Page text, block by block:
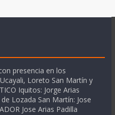
presencia en los
Loreto San Martín y
Iquitos: Jorge Arias
Lozada San Martín: Jose
Jose Arias Padilla